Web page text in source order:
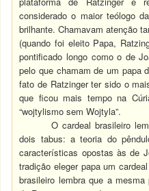
considerado o maior teólogo
brilhante. Chamavam atenção
(quando foi eleito Papa,
pontificado longo como o de
pelo que chamam de um papa
fato de Ratzinger ter sido o
que ficou mais tempo na
“wojtylismo sem Wojtyla”.
O cardeal brasileiro
dois tabus: a teoria do
características opostas às de
tradição eleger papa um
brasileiro lembra que a